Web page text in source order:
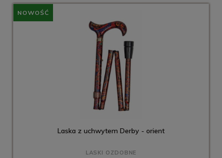
Laska z uchwytem Derby - orient
LASKI OZDOBNE
NOWOŚĆ